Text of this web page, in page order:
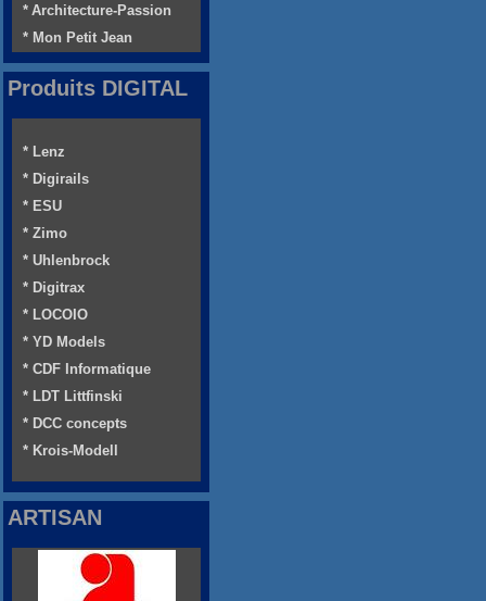
* Architecture-Passion
* Mon Petit Jean
Produits DIGITAL
* Lenz
* Digirails
* ESU
* Zimo
* Uhlenbrock
* Digitrax
* LOCOIO
* YD Models
* CDF Informatique
* LDT Littfinski
* DCC concepts
* Krois-Modell
ARTISAN